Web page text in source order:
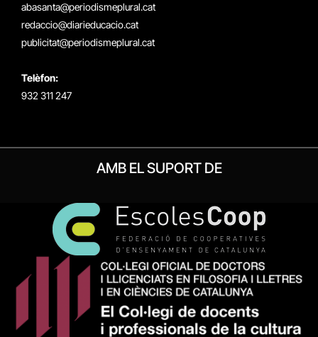
abasanta@periodismeplural.cat
redaccio@diarieducacio.cat
publicitat@periodismeplural.cat
Telèfon:
932 311 247
AMB EL SUPORT DE